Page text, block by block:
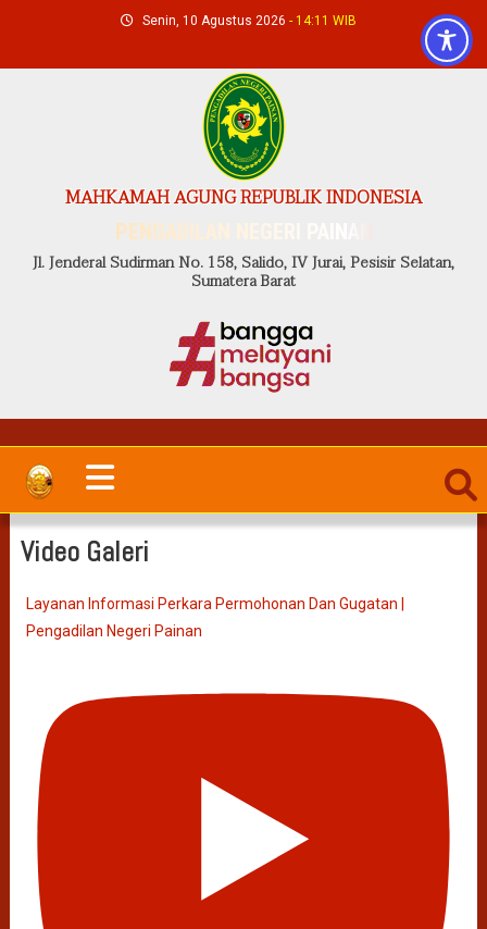
content
Senin, 10 Agustus 2026 - 14:11 WIB
MAHKAMAH AGUNG REPUBLIK INDONESIA
PENGADILAN NEGERI PAINAN
Jl. Jenderal Sudirman No. 158, Salido, IV Jurai, Pesisir Selatan,
Sumatera Barat
Video Galeri
Layanan Informasi Perkara Permohonan Dan Gugatan |
Pengadilan Negeri Painan